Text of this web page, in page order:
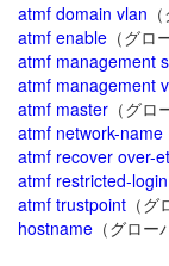
atmf domain vlan
atmf enable （グロ
atmf management
atmf management
atmf master （グ
atmf network-name
atmf recover over-
atmf restricted-login
atmf trustpoint （
hostname （グロ